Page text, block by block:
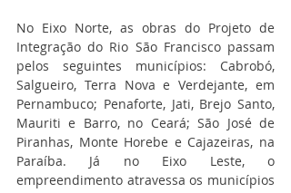
No Eixo Norte, as obras do Projeto de
Integração do Rio São Francisco passam
pelos seguintes municípios: Cabrobó,
Salgueiro, Terra Nova e Verdejante, em
Pernambuco; Penaforte, Jati, Brejo Santo,
Mauriti e Barro, no Ceará; São José de
Piranhas, Monte Horebe e Cajazeiras, na
Paraíba. Já no Eixo Leste, o
empreendimento atravessa os municípios